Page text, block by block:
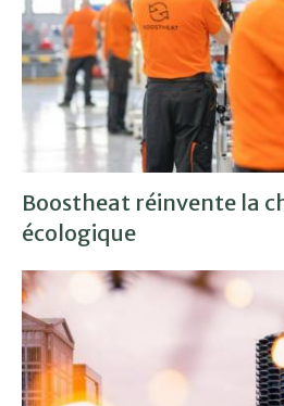
Boostheat réinvente la
écologique